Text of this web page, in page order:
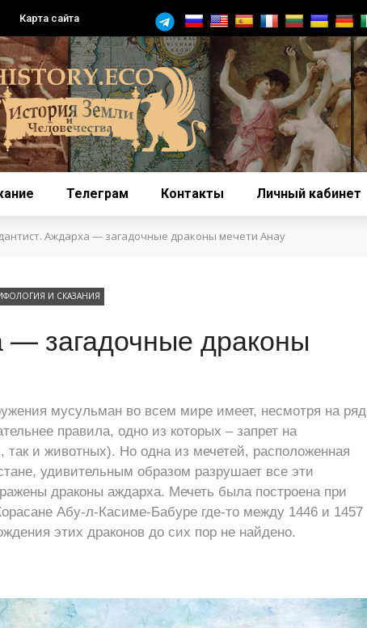
Карта сайта
Телеграм Контакты Личный кабинет
Аждарха — загадочные драконы мечети Анау
И СКАЗАНИЯ
загадочные драконы
мусульман во всем мире имеет, несмотря на ряд
правила, одно из которых – запрет на
и животных). Но одна из мечетей, расположенная
удивительным образом разрушает все эти
драконы аждарха. Мечеть была построена при
Абу-л-Касиме-Бабуре где-то между 1446 и 1457
этих драконов до сих пор не найдено.